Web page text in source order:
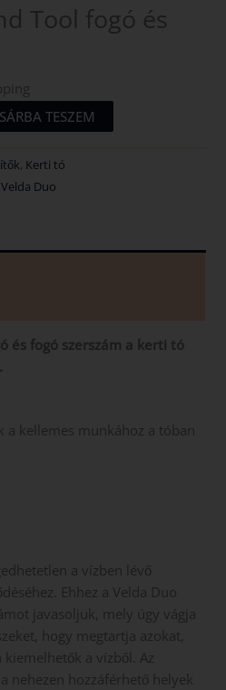
Tool fogó és
TESZEM
, Kerti tó
Velda Duo
és fogó szerszám a kerti tó
a kellemes munkához a tóban
a vízben lévő
Ehhez a Velda Duo
javasoljuk, mely úgy vágja
hogy megtartja azokat,
kiemelhetők a vízből. Az
nehezen hozzáférhető helyek